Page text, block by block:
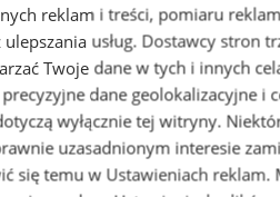
nad Bałtykiem w
Morze
reklam i treści, pomiaru
usług. Dostawcy stron
Twoje dane w tych i innych
dane geolokalizacyjne i
wyłącznie tej witryny.
uzasadnionym interesie
się temu w Ustawieniach reklam.